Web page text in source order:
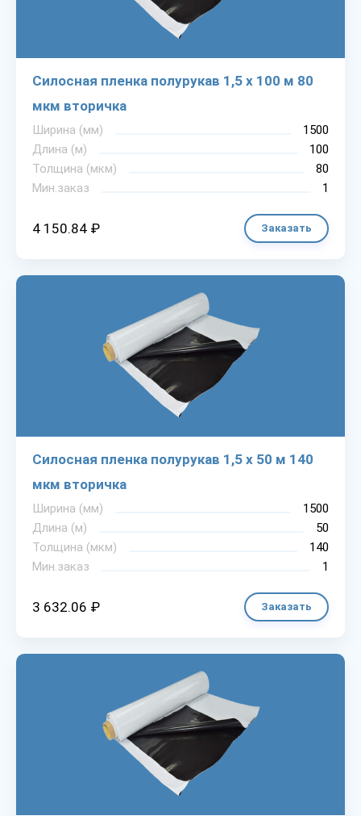
Силосная пленка полурукав 1,5 х 100 м 80
мкм вторичка
Ширина (мм)
1500
Длина (м)
100
Толщина (мкм)
80
Мин.заказ
1
4 150.84 ₽ Заказать
Силосная пленка полурукав 1,5 х 50 м 140
мкм вторичка
Ширина (мм)
1500
Длина (м)
50
Толщина (мкм)
140
Мин.заказ
1
3 632.06 ₽ Заказать